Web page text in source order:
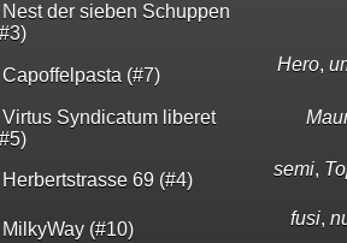
Nest der sieben Schuppen
Capoffelpasta (#7)
Hero,
Virtus Syndicatum liberet
Herbertstrasse 69 (#4)
semi,
MilkyWay (#10)
fusi,